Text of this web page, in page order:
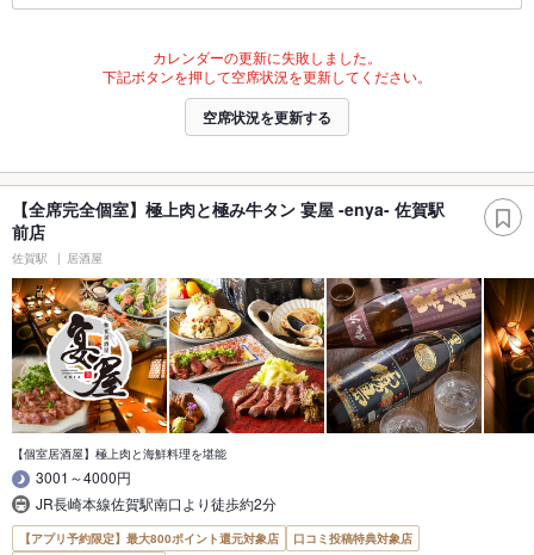
カレンダーの更新に失敗しました。
下記ボタンを押して空席状況を更新してください。
空席状況を更新する
【全席完全個室】極上肉と極み牛タン 宴屋 -enya- 佐賀駅
前店
佐賀駅 居酒屋
【個室居酒屋】極上肉と海鮮料理を堪能
3001～4000円
JR長崎本線佐賀駅南口より徒歩約2分
【アプリ予約限定】最大800ポイント還元対象店
口コミ投稿特典対象店